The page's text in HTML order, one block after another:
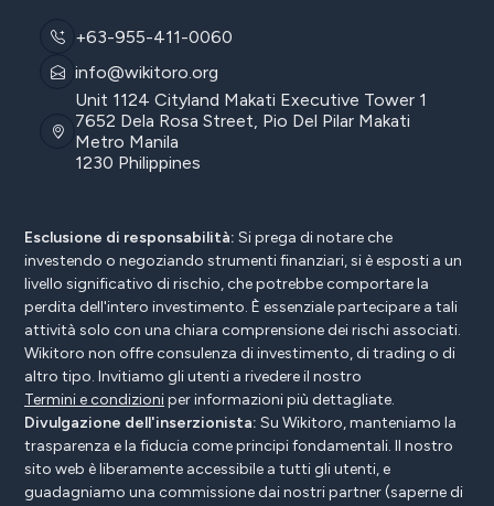
+63-955-411-0060
info@wikitoro.org
Unit 1124 Cityland Makati Executive Tower 1
7652 Dela Rosa Street, Pio Del Pilar Makati
Metro Manila
1230 Philippines
Esclusione di responsabilità: Si prega di notare che
investendo o negoziando strumenti finanziari, si è esposti a un
livello significativo di rischio, che potrebbe comportare la
perdita dell'intero investimento. È essenziale partecipare a tali
attività solo con una chiara comprensione dei rischi associati.
Wikitoro non offre consulenza di investimento, di trading o di
altro tipo. Invitiamo gli utenti a rivedere il nostro
Termini e condizioniper informazioni più dettagliate.
Divulgazione dell'inserzionista: Su Wikitoro, manteniamo la
trasparenza e la fiducia come principi fondamentali. Il nostro
sito web è liberamente accessibile a tutti gli utenti, e
guadagniamo una commissione dai nostri partner (saperne di